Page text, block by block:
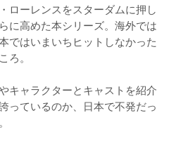
ローレンスをスターダムに押し
に高めた本シリーズ。海外では
ではいまいちヒットしなかった
。
キャラクターとキャストを紹介
っているのか、日本で不発だっ